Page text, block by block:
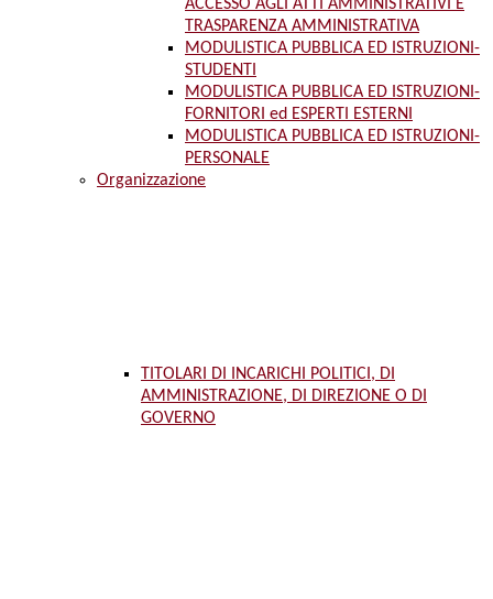
ACCESSO AGLI ATTI AMMINISTRATIVI E
TRASPARENZA AMMINISTRATIVA
MODULISTICA PUBBLICA ED ISTRUZIONI-
STUDENTI
MODULISTICA PUBBLICA ED ISTRUZIONI-
FORNITORI ed ESPERTI ESTERNI
MODULISTICA PUBBLICA ED ISTRUZIONI-
PERSONALE
Organizzazione
TITOLARI DI INCARICHI POLITICI, DI
AMMINISTRAZIONE, DI DIREZIONE O DI
GOVERNO